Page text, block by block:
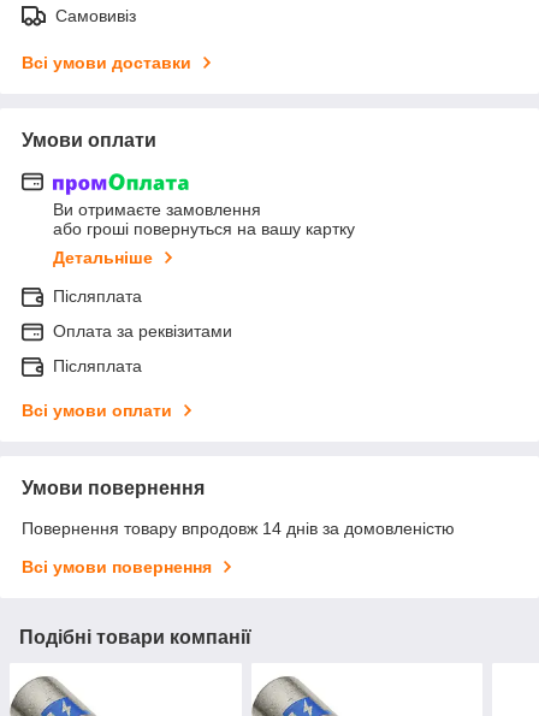
Самовивіз
Всі умови доставки
Умови оплати
Ви отримаєте замовлення
або гроші повернуться на вашу картку
Детальніше
Післяплата
Оплата за реквізитами
Післяплата
Всі умови оплати
Умови повернення
Повернення товару впродовж 14 днів за домовленістю
Всі умови повернення
Подібні товари компанії